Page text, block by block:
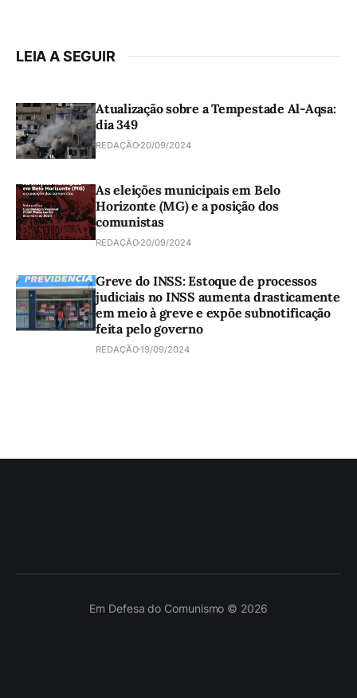
LEIA A SEGUIR
Atualização sobre a Tempestade Al-Aqsa:
dia 349
REDAÇÃO 20/09/2024
As eleições municipais em Belo
Horizonte (MG) e a posição dos
comunistas
REDAÇÃO 20/09/2024
Greve do INSS: Estoque de processos
judiciais no INSS aumenta drasticamente
em meio à greve e expõe subnotificação
feita pelo governo
REDAÇÃO19/09/2024
Em Defesa do Comunismo © 2026